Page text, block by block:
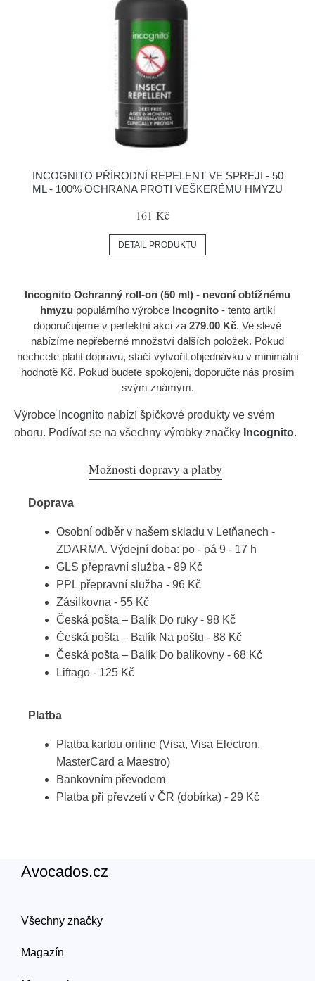
INCOGNITO PŘÍRODNÍ REPELENT VE SPREJI - 50
ML - 100% OCHRANA PROTI VEŠKERÉMU HMYZU
161 Kč
DETAIL PRODUKTU
Incognito Ochranný roll-on (50 ml) - nevoní obtížnému
hmyzu populárního výrobce Incognito - tento artikl
doporučujeme v perfektní akci za 279.00 Kč. Ve slevě
nabízíme nepřeberné množství dalších položek. Pokud
nechcete platit dopravu, stačí vytvořit objednávku v minimální
hodnotě Kč. Pokud budete spokojeni, doporučte nás prosím
svým známým.
Výrobce Incognito nabízí špičkové produkty ve svém
oboru. Podívat se na všechny výrobky značky Incognito.
Možnosti dopravy a platby
Doprava
Osobní odběr v našem skladu v Letňanech -
ZDARMA. Výdejní doba: po - pá 9 - 17 h
GLS přepravní služba - 89 Kč
PPL přepravní služba - 96 Kč
Zásilkovna - 55 Kč
Česká pošta – Balík Do ruky - 98 Kč
Česká pošta – Balík Na poštu - 88 Kč
Česká pošta – Balík Do balíkovny - 68 Kč
Liftago - 125 Kč
Platba
Platba kartou online (Visa, Visa Electron,
MasterCard a Maestro)
Bankovním převodem
Platba při převzetí v ČR (dobírka) - 29 Kč
Avocados.cz
Všechny značky
Magazín